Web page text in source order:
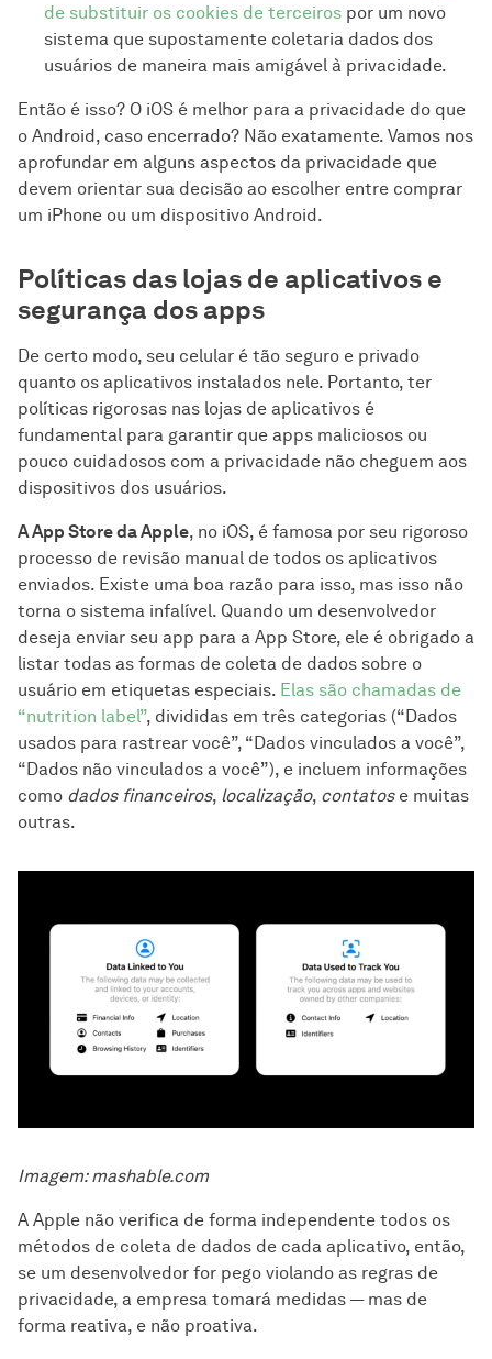
de substituir os cookies de terceiros por um novo
sistema que supostamente coletaria dados dos
usuários de maneira mais amigável à privacidade.
Então é isso? O iOS é melhor para a privacidade do que
o Android, caso encerrado? Não exatamente. Vamos nos
aprofundar em alguns aspectos da privacidade que
devem orientar sua decisão ao escolher entre comprar
um iPhone ou um dispositivo Android.
Políticas das lojas de aplicativos e
segurança dos apps
De certo modo, seu celular é tão seguro e privado
quanto os aplicativos instalados nele. Portanto, ter
políticas rigorosas nas lojas de aplicativos é
fundamental para garantir que apps maliciosos ou
pouco cuidadosos com a privacidade não cheguem aos
dispositivos dos usuários.
A App Store da Apple, no iOS, é famosa por seu rigoroso
processo de revisão manual de todos os aplicativos
enviados. Existe uma boa razão para isso, mas isso não
torna o sistema infalível. Quando um desenvolvedor
deseja enviar seu app para a App Store, ele é obrigado a
listar todas as formas de coleta de dados sobre o
usuário em etiquetas especiais. Elas são chamadas de
“nutrition label”, divididas em três categorias (“Dados
usados para rastrear você”, “Dados vinculados a você”,
“Dados não vinculados a você”), e incluem informações
como dados financeiros, localização, contatose muitas
outras.
Imagem: mashable.com
A Apple não verifica de forma independente todos os
métodos de coleta de dados de cada aplicativo, então,
se um desenvolvedor for pego violando as regras de
privacidade, a empresa tomará medidas — mas de
forma reativa, e não proativa.